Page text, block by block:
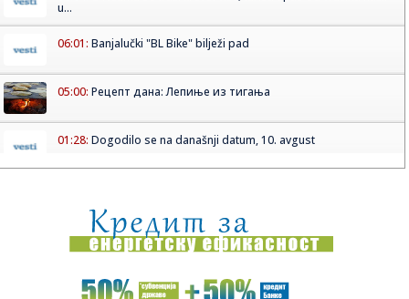
u...
06:01: Banjalučki "BL Bike" bilježi pad
05:00: Рецепт дана: Лепиње из тигања
01:28: Dogodilo se na današnji datum, 10. avgust
00:44:Novi Srbin u Budućnosti! Stigla zamena za Tanaskovića!
00:31:Alarm zbog virusa Zapadnog Nila! Više od 240 zaraženih,